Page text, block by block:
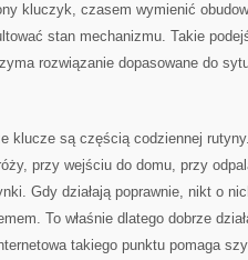
kluczyk, czasem wymienić
stan mechanizmu. Takie
rozwiązanie dopasowane do
klucze są częścią codziennej
przy wejściu do domu, przy
Gdy działają poprawnie, nikt o
To właśnie dlatego dobrze
takiego punktu pomaga